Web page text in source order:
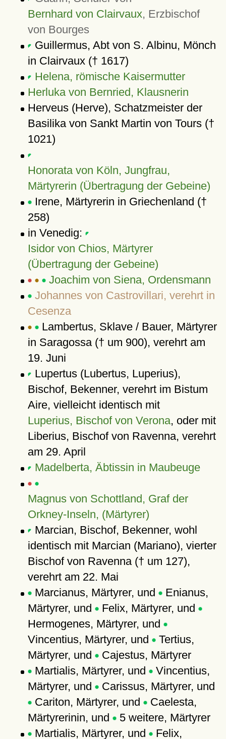
Bernhard von Clairvaux, Erzbischof
von Bourges
Guillermus, Abt von S. Albinu, Mönch
in Clairvaux († 1617)
Helena, römische Kaisermutter
Herluka von Bernried, Klausnerin
Herveus (Herve), Schatzmeister der
Basilika von Sankt Martin von Tours (†
1021)
Honorata von Köln, Jungfrau,
Märtyrerin (Übertragung der Gebeine)
Irene, Märtyrerin in Griechenland (†
258)
in Venedig:
Isidor von Chios, Märtyrer
(Übertragung der Gebeine)
Joachim von Siena, Ordensmann
Johannes von Castrovillari, verehrt in
Cesenza
Lambertus, Sklave / Bauer, Märtyrer
in Saragossa († um 900), verehrt am
19. Juni
Lupertus (Lubertus, Luperius),
Bischof, Bekenner, verehrt im Bistum
Aire, vielleicht identisch mit
Luperius, Bischof von Verona, oder mit
Liberius, Bischof von Ravenna, verehrt
am 29. April
Madelberta, Äbtissin in Maubeuge
Magnus von Schottland, Graf der
Orkney-Inseln, (Märtyrer)
Marcian, Bischof, Bekenner, wohl
identisch mit Marcian (Mariano), vierter
Bischof von Ravenna († um 127),
verehrt am 22. Mai
Marcianus, Märtyrer, und Enianus,
Märtyrer, und Felix, Märtyrer, und
Hermogenes, Märtyrer, und
Vincentius, Märtyrer, und Tertius,
Märtyrer, und Cajestus, Märtyrer
Martialis, Märtyrer, und Vincentius,
Märtyrer, und Carissus, Märtyrer, und
Cariton, Märtyrer, und Caelesta,
Märtyrerinin, und 5 weitere, Märtyrer
Martialis, Märtyrer, und Felix,